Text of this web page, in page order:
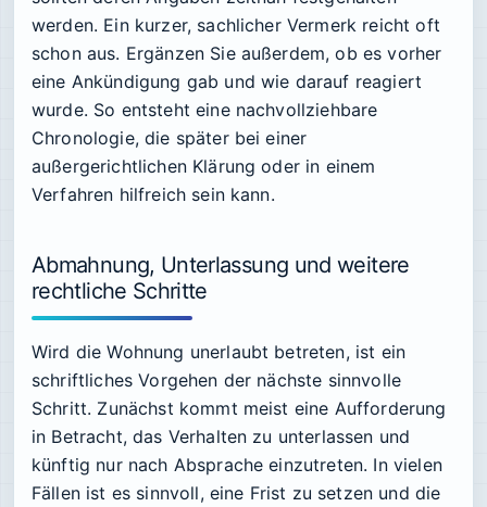
werden. Ein kurzer, sachlicher Vermerk reicht oft
schon aus. Ergänzen Sie außerdem, ob es vorher
eine Ankündigung gab und wie darauf reagiert
wurde. So entsteht eine nachvollziehbare
Chronologie, die später bei einer
außergerichtlichen Klärung oder in einem
Verfahren hilfreich sein kann.
Abmahnung, Unterlassung und weitere
rechtliche Schritte
Wird die Wohnung unerlaubt betreten, ist ein
schriftliches Vorgehen der nächste sinnvolle
Schritt. Zunächst kommt meist eine Aufforderung
in Betracht, das Verhalten zu unterlassen und
künftig nur nach Absprache einzutreten. In vielen
Fällen ist es sinnvoll, eine Frist zu setzen und die